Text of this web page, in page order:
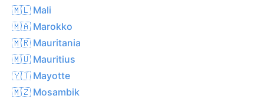
🇲🇱 Mali
🇲🇦 Marokko
🇲🇷 Mauritania
🇲🇺 Mauritius
🇾🇹 Mayotte
🇲🇿 Mosambik